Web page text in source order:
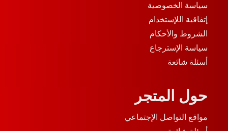
سياسة الخصوصية
إتفاقية اللإستخدام
الشروط والأحكام
سياسة الإسترجاع
أسئلة شائعة
حول المتجر
مواقع التواصل الإجتماعي